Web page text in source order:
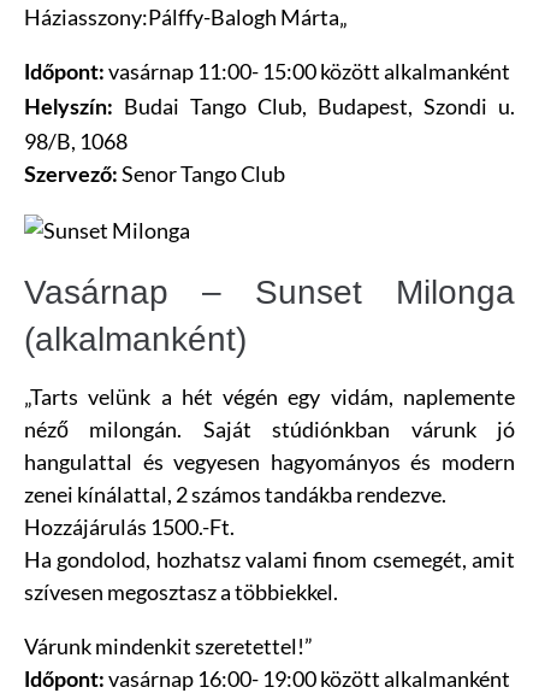
Háziasszony:Pálffy-Balogh Márta„
Időpont: vasárnap 11:00- 15:00 között alkalmanként
Helyszín: Budai Tango Club, Budapest, Szondi u.
98/B, 1068
Szervező: Senor Tango Club
Vasárnap – Sunset Milonga
(alkalmanként)
„Tarts velünk a hét végén egy vidám, naplemente
néző milongán. Saját stúdiónkban várunk jó
hangulattal és vegyesen hagyományos és modern
zenei kínálattal, 2 számos tandákba rendezve.
Hozzájárulás 1500.-Ft.
Ha gondolod, hozhatsz valami finom csemegét, amit
szívesen megosztasz a többiekkel.
Várunk mindenkit szeretettel!”
Időpont: vasárnap 16:00- 19:00 között alkalmanként